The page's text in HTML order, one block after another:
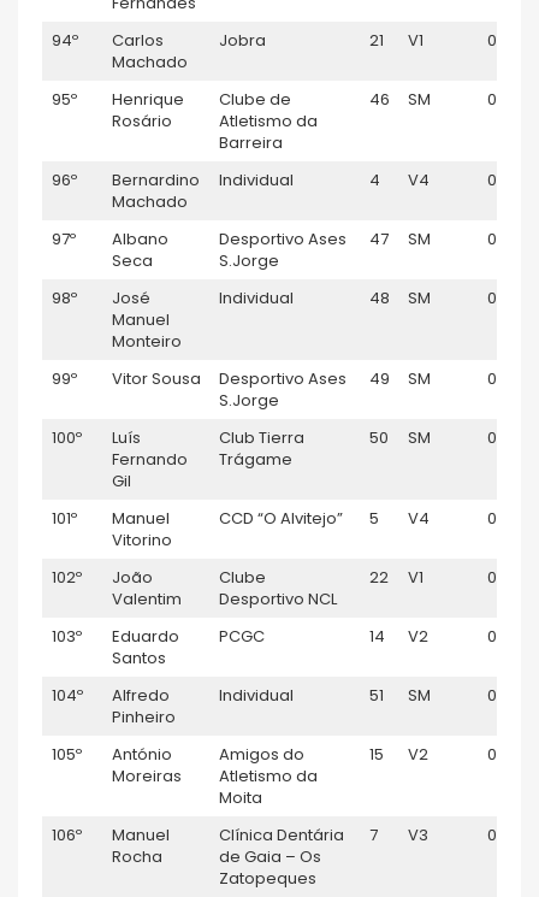
94º
Carlos
Machado
Jobra 21 V1
95º
Henrique
Rosário
Clube de
Atletismo da
Barreira
46 SM
96º
Bernardino
Machado
Individual 4 V4
97º
Albano
Seca
Desportivo Ases
S.Jorge
47 SM
98º
José
Manuel
Monteiro
Individual 48 SM
99º Vitor Sousa
Desportivo Ases
S.Jorge
49 SM
100º
Luís
Fernando
Gil
Club Tierra
Trágame
50 SM
101º
Manuel
Vitorino
CCD “O Alvitejo” 5 V4
102º
João
Valentim
Clube
Desportivo NCL
22 V1
103º
Eduardo
Santos
PCGC 14 V2
104º
Alfredo
Pinheiro
Individual 51 SM 01:18:19
105º
António
Moreiras
Amigos do
Atletismo da
Moita
15 V2
106º
Manuel
Rocha
Clínica Dentária
de Gaia – Os
Zatopeques
7 V3